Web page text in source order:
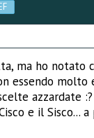
e
ma ho notato
essendo molto
azzardate
e il Sisco...